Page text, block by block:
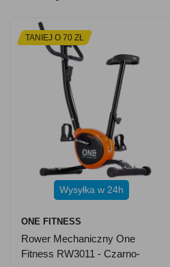
TANIEJ O 70 ZŁ
Wysyłka w 24h
ONE FITNESS
Rower Mechaniczny One
Fitness RW3011 - Czarno-